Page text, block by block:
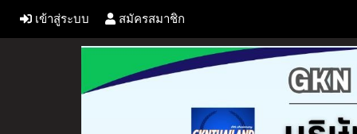
เข้าสู่ระบบ สมัครสมาชิก